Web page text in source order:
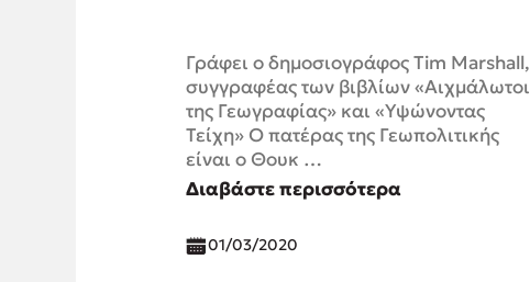
Γράφει ο δημοσιογράφος Tim Marshall,
συγγραφέας των βιβλίων «Αιχμάλωτοι
της Γεωγραφίας» και «Υψώνοντας
Τείχη» Ο πατέρας της Γεωπολιτικής
είναι ο Θουκ …
Διαβάστε περισσότερα
01/03/2020